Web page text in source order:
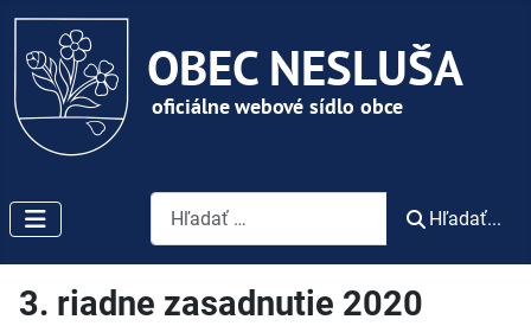
Vyhľadávanie
Hľadať...
3. riadne zasadnutie 2020